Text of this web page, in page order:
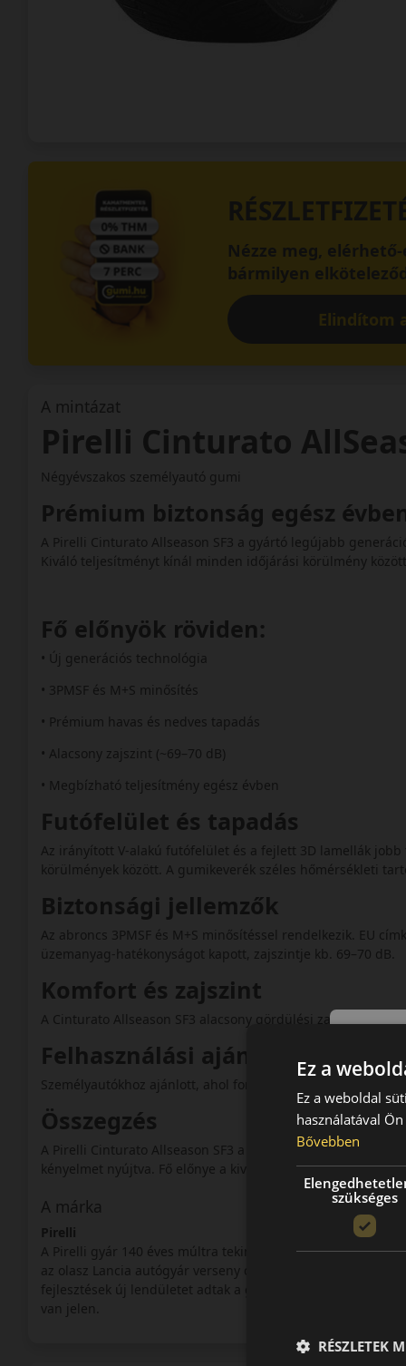
Nézze meg,
bármilyen
Elindítom
A mintázat
Pirelli Cinturato
Négyévszakos személyautó gumi
Prémium biztonság egész
A Pirelli Cinturato Allseason SF3 a gyártó legújabb
Kiváló teljesítményt kínál minden időjárási körülmény
Fő előnyök röviden:
• Új generációs technológia
• 3PMSF és M+S minősítés
• Prémium havas és nedves tapadás
• Alacsony zajszint (~69–70 dB)
• Megbízható teljesítmény egész évben
Futófelület és tapadás
Az irányított V-alakú futófelület és a fejlett 3D lamellák
körülmények között. A gumikeverék széles hőmérsékleti
Biztonsági jellemzők
Az abroncs 3PMSF és M+S minősítéssel rendelkezik. EU
üzemanyag-hatékonyságot kapott, zajszintje kb. 69–70 dB.
Komfort és zajszint
A Cinturato Allseason SF3 alacsony gördülési zajjal
Felhasználási ajánlás
Személyautókhoz ajánlott, ahol fontos a prémium
Összegzés
A Pirelli Cinturato Allseason SF3 a legmodernebb
kényelmet nyújtva. Fő előnye a kiváló nedves és havas
A márka
Pirelli
A Pirelli gyár 140 éves múltra tekinthet vissza. A
az olasz Lancia autógyár verseny csapata számára kezdett
fejlesztések új lendületet adtak a gyár számára. A verseny
van jelen.
Ez a
Ez a weboldal
használatával
Bővebben
szükséges
RÉSZLETEK